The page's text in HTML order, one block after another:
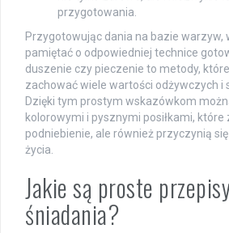
przygotowania.
Przygotowując dania na bazie warzyw,
pamiętać o odpowiedniej technice
duszenie czy pieczenie to metody,
zachować wiele wartości odżywczych i
Dzięki tym prostym wskazówkom
kolorowymi i pysznymi posiłkami, które
podniebienie, ale również przyczynią
życia.
Jakie są proste
śniadania?